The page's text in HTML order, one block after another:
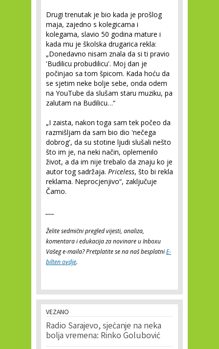
Drugi trenutak je bio kada je prošlog
maja, zajedno s kolegicama i
kolegama, slavio 50 godina mature i
kada mu je školska drugarica rekla:
„Donedavno nisam znala da si ti pravio
'Budilicu probudilicu'. Moj dan je
počinjao sa tom špicom. Kada hoću da
se sjetim neke bolje sebe, onda odem
na YouTube da slušam staru muziku, pa
zalutam na Budilicu…“
„I zaista, nakon toga sam tek počeo da
razmišljam da sam bio dio 'nečega
dobrog', da su stotine ljudi slušali nešto
što im je, na neki način, oplemenilo
život, a da im nije trebalo da znaju ko je
autor tog sadržaja. Priceless, što bi rekla
reklama. Neprocjenjivo“, zaključuje
Čamo.
Želite sedmični pregled vijesti, analiza,
komentara i edukacija za novinare u Inboxu
Vašeg e-maila? Pretplatite se na naš besplatniE-
bilten ovdje.
VEZANO
Radio Sarajevo, sjećanje na neka
bolja vremena: Rinko Golubović